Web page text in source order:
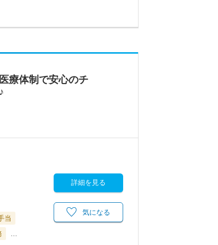
療体制で安心のチ
当
詳細を見る
気になる